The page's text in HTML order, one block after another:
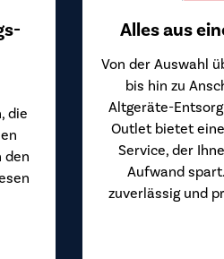
die
den
Alles aus
Von der Auswahl
bis hin zu
Altgeräte-
Outlet bietet
Service, der
Aufwand
zuverlässig und